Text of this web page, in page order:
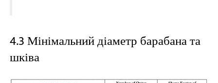
4.3 Мінімальний діаметр барабана та
шківа